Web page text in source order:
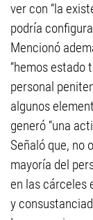
ver con “la
podría
Mencionó
“hemos estado
personal
algunos
generó “una
Señaló que, no
mayoría del
en las cárceles
y